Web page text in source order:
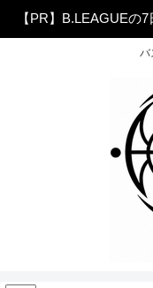
【PR】B.LEAGUEの
バ